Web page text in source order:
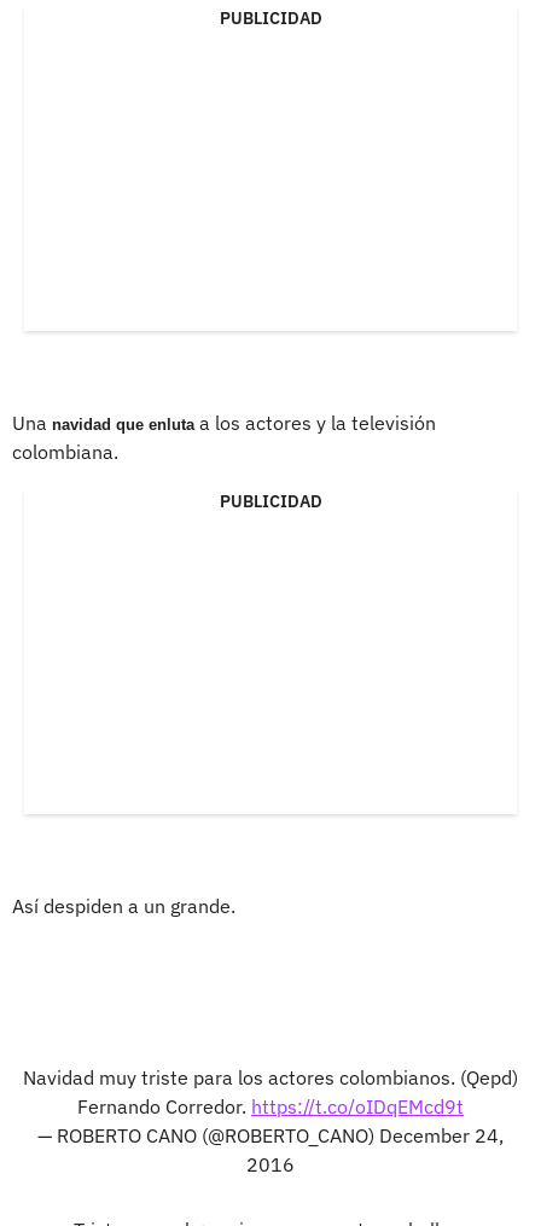
PUBLICIDAD
Una navidad que enluta a los actores y la televisión
colombiana.
PUBLICIDAD
Así despiden a un grande.
Navidad muy triste para los actores colombianos. (Qepd)
Fernando Corredor. https://t.co/oIDqEMcd9t
— ROBERTO CANO (@ROBERTO_CANO) December 24,
2016